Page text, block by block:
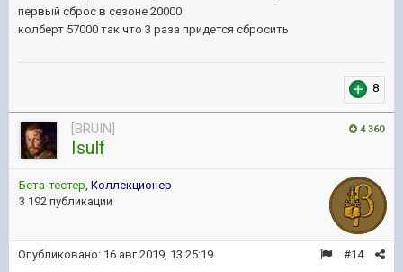
первый сброс в сезоне 20000
колберт 57000 так что 3 раза придется сбросить
8
4 360
[BRUIN]
Isulf
Бета-тестер Коллекционер
3 192 публикации
#14
Опубликовано: 16 авг 2019, 13:25:19